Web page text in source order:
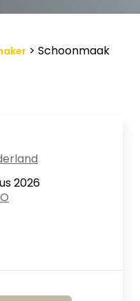
> Schoonmaak
2026